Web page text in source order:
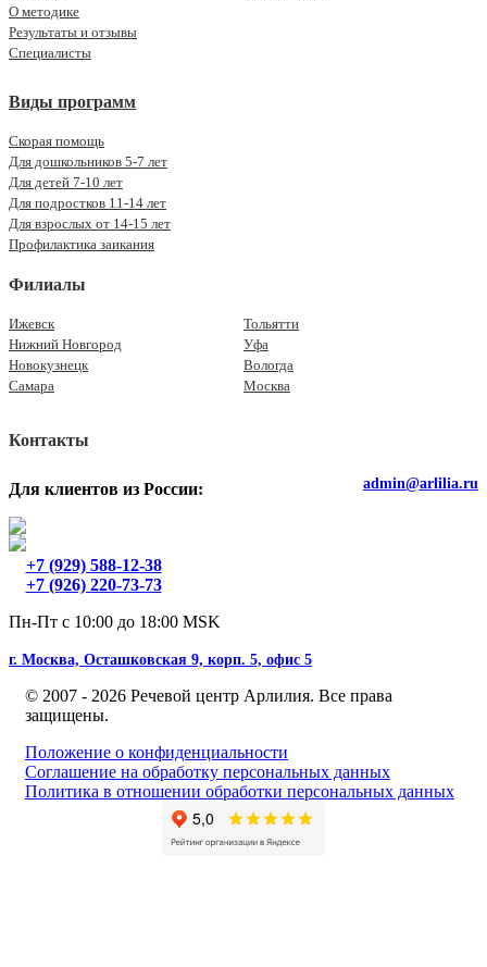
О методике
Результаты и отзывы
Специалисты
Виды программ
Скорая помощь
Для дошкольников 5-7 лет
Для детей 7-10 лет
Для подростков 11-14 лет
Для взрослых от 14-15 лет
Профилактика заикания
Филиалы
Ижевск
Нижний Новгород
Новокузнецк
Самара
Тольятти
Уфа
Вологда
Москва
Контакты
Для клиентов из России:
+7 (929) 588-12-38
+7 (926) 220-73-73
Пн-Пт с 10:00 до 18:00 MSK
admin@arlilia.ru
г. Москва, Осташковская 9, корп. 5, офис 5
© 2007 - 2026 Речевой центр Арлилия. Все права
защищены.
Положение о конфиденциальности
Соглашение на обработку персональных данных
Политика в отношении обработки персональных данных